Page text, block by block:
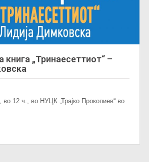
книга „Тринаесеттиот“ –
12 ч., во НУЦК „Трајко Прокопиев“ во